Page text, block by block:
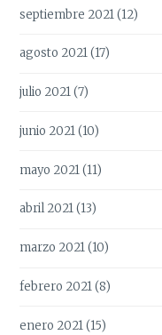
septiembre 2021(12)
agosto 2021(17)
julio 2021(7)
junio 2021(10)
mayo 2021(11)
abril 2021(13)
marzo 2021(10)
febrero 2021(8)
enero 2021(15)